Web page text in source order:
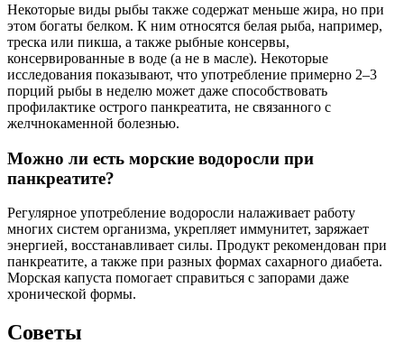
Некоторые виды рыбы также содержат меньше жира, но при
этом богаты белком. К ним относятся белая рыба, например,
треска или пикша, а также рыбные консервы,
консервированные в воде (а не в масле). Некоторые
исследования показывают, что употребление примерно 2–3
порций рыбы в неделю может даже способствовать
профилактике острого панкреатита, не связанного с
желчнокаменной болезнью.
Можно ли есть морские водоросли при
панкреатите?
Регулярное употребление водоросли налаживает работу
многих систем организма, укрепляет иммунитет, заряжает
энергией, восстанавливает силы. Продукт рекомендован при
панкреатите, а также при разных формах сахарного диабета.
Морская капуста помогает справиться с запорами даже
хронической формы.
Советы